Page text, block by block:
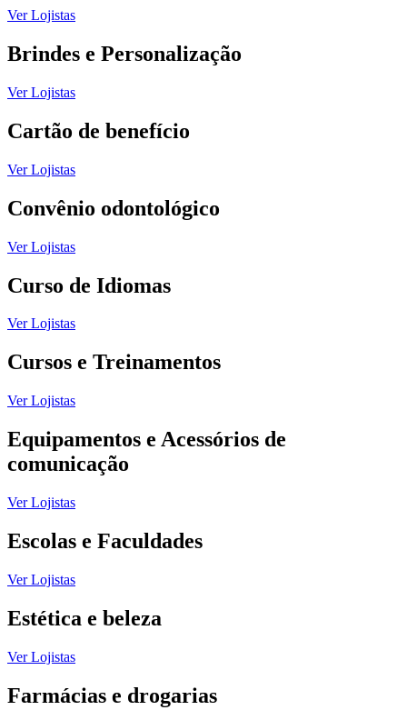
Ver Lojistas
Brindes e Personalização
Ver Lojistas
Cartão de benefício
Ver Lojistas
Convênio odontológico
Ver Lojistas
Curso de Idiomas
Ver Lojistas
Cursos e Treinamentos
Ver Lojistas
Equipamentos e Acessórios de
comunicação
Ver Lojistas
Escolas e Faculdades
Ver Lojistas
Estética e beleza
Ver Lojistas
Farmácias e drogarias